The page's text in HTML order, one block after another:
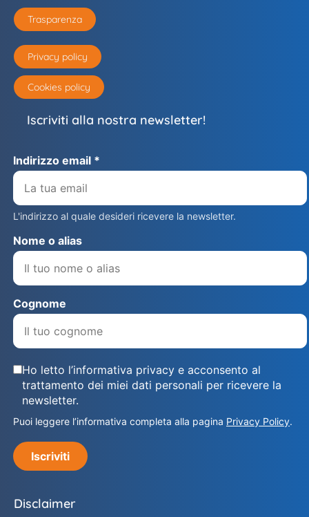
Trasparenza
Privacy policy
Cookies policy
Iscriviti alla nostra newsletter!
Indirizzo email *
L'indirizzo al quale desideri ricevere la newsletter.
Nome o alias
Cognome
Ho letto l’informativa privacy e acconsento al
trattamento dei miei dati personali per ricevere la
newsletter.
Puoi leggere l’informativa completa alla pagina Privacy Policy.
Iscriviti
Disclaimer